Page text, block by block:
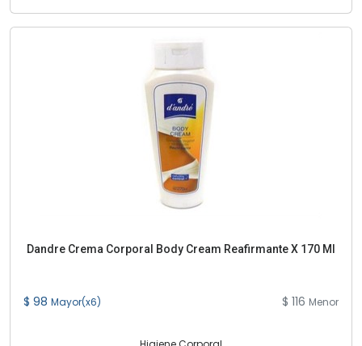
Dandre Crema Corporal Body Cream Reafirmante X 170 Ml
$ 98 Mayor(x6) $ 116 Menor